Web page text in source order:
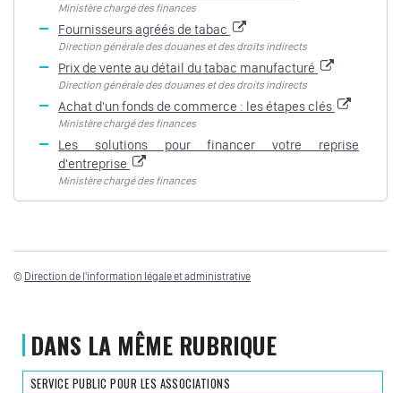
Ministère chargé des finances
Fournisseurs agréés de tabac
Direction générale des douanes et des droits indirects
Prix de vente au détail du tabac manufacturé
Direction générale des douanes et des droits indirects
Achat d'un fonds de commerce : les étapes clés
Ministère chargé des finances
Les solutions pour financer votre reprise
d'entreprise
Ministère chargé des finances
© Direction de l'information légale et administrative
DANS LA MÊME RUBRIQUE
SERVICE PUBLIC POUR LES ASSOCIATIONS